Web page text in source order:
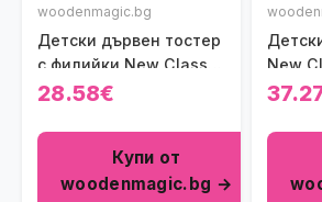
woodenmagic.bg
Детски дървен тостер
с филийки New Classic
Toys
28.58€
Купи от
woodenmagic.bg →
New